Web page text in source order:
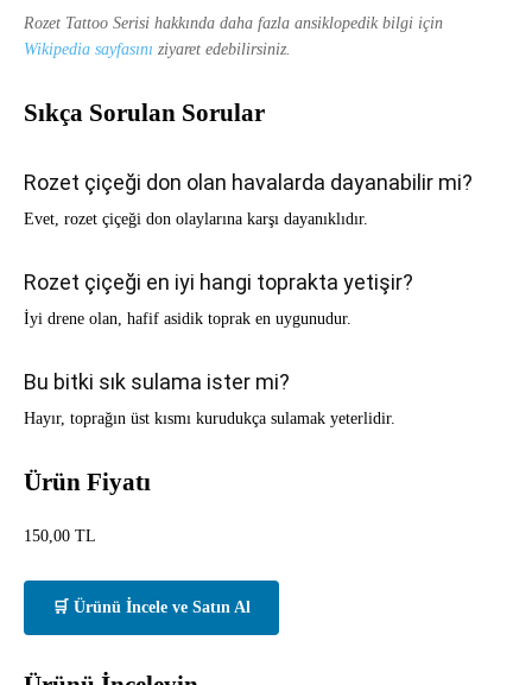
Rozet Tattoo Serisi hakkında daha fazla ansiklopedik bilgi için
Wikipedia sayfasını ziyaret edebilirsiniz.
Sıkça Sorulan Sorular
Rozet çiçeği don olan havalarda dayanabilir mi?
Evet, rozet çiçeği don olaylarına karşı dayanıklıdır.
Rozet çiçeği en iyi hangi toprakta yetişir?
İyi drene olan, hafif asidik toprak en uygunudur.
Bu bitki sık sulama ister mi?
Hayır, toprağın üst kısmı kurudukça sulamak yeterlidir.
Ürün Fiyatı
150,00 TL
🛒 Ürünü İncele ve Satın Al